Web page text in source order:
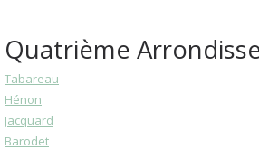
Quatrième
Tabareau
Hénon
Jacquard
Barodet